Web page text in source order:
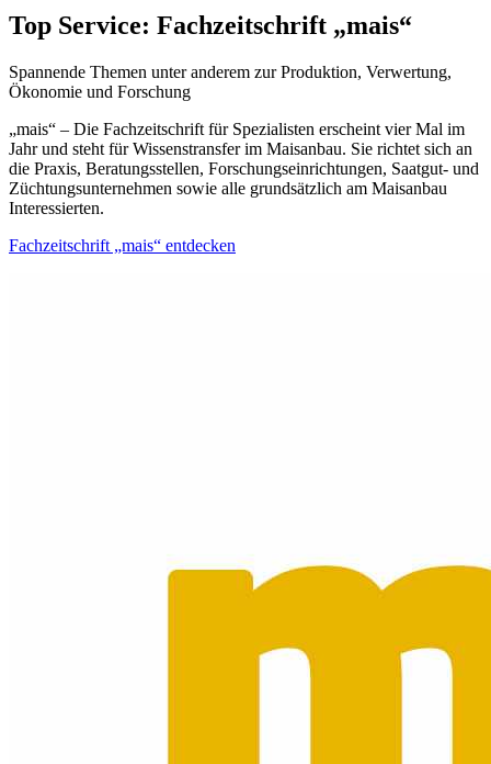
Top Service: Fachzeitschrift „mais“
Spannende Themen unter anderem zur Produktion, Verwertung,
Ökonomie und Forschung
„mais“ – Die Fachzeitschrift für Spezialisten erscheint vier Mal im
Jahr und steht für Wissenstransfer im Maisanbau. Sie richtet sich an
die Praxis, Beratungsstellen, Forschungseinrichtungen, Saatgut- und
Züchtungsunternehmen sowie alle grundsätzlich am Maisanbau
Interessierten.
Fachzeitschrift „mais“ entdecken